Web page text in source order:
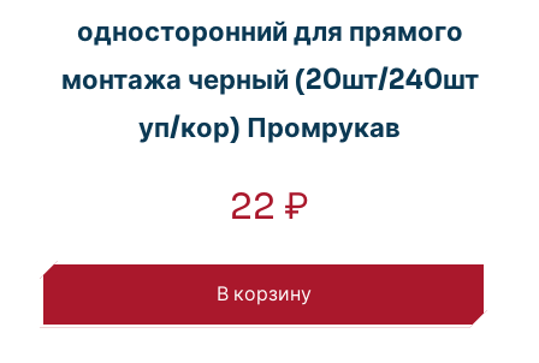
односторонний для прямого
монтажа черный (20шт/240шт
уп/кор) Промрукав
22 ₽
В корзину